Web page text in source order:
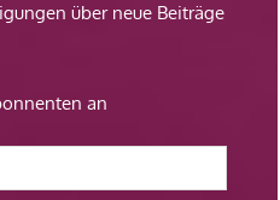
über neue Beiträge
an